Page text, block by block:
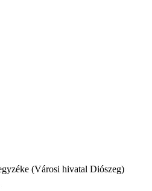
(Városi hivatal Diószeg)